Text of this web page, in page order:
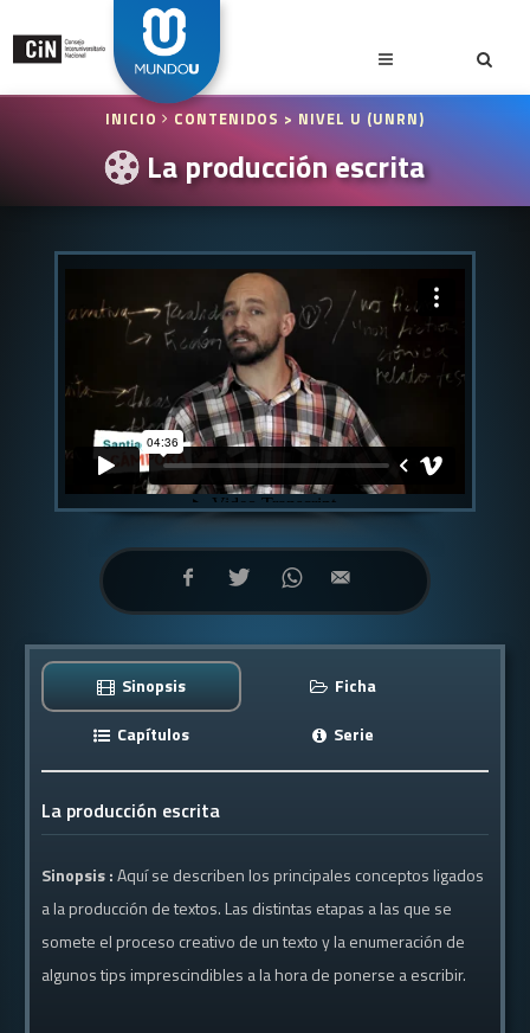
INICIO CONTENIDOS > NIVEL U (UNRN)
La producción escrita
Sinopsis
Ficha
Capítulos
Serie
La producción escrita
Sinopsis :Aquí se describen los principales conceptos ligados
a la producción de textos. Las distintas etapas a las que se
somete el proceso creativo de un texto y la enumeración de
algunos tips imprescindibles a la hora de ponerse a escribir.